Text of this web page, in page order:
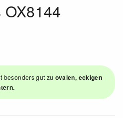
besonders gut zu ovalen, eckigen